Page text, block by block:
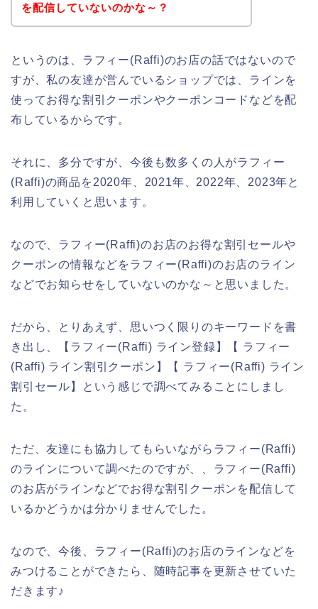
を配信していないのかな～？
というのは、ラフィー(Raffi)のお店の話ではないので
すが、私の友達が営んでいるショップでは、ラインを
使ってお得な割引クーポンやクーポンコードなどを配
布しているからです。
それに、多分ですが、今後も数多くの人がラフィー
(Raffi)の商品を2020年、2021年、2022年、2023年と
利用していくと思います。
なので、ラフィー(Raffi)のお店のお得な割引セールや
クーポンの情報などをラフィー(Raffi)のお店のライン
などでお知らせをしていないのかな～と思いました。
だから、とりあえず、思いつく限りのキーワードを書
き出し、【ラフィー(Raffi) ライン登録】【 ラフィー
(Raffi) ライン割引クーポン】【 ラフィー(Raffi) ライン
割引セール】という感じで調べてみることにしまし
た。
ただ、友達にも協力してもらいながらラフィー(Raffi)
のラインについて調べたのですが、、ラフィー(Raffi)
のお店がラインなどでお得な割引クーポンを配信して
いるかどうかは分かりませんでした。
なので、今後、ラフィー(Raffi)のお店のラインなどを
みつけることができたら、随時記事を更新させていた
だきます♪